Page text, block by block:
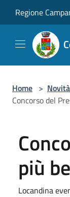
Regione
Home > Novità
Concorso del
più
Locandina